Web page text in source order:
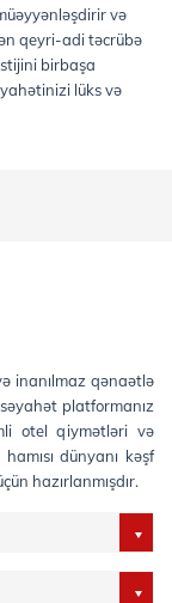
və
qeyri-adi təcrübə
birbaşa
lüks və
inanılmaz qənaətlə
platformanız
otel qiymətləri və
dünyanı kəşf
hazırlanmışdır.